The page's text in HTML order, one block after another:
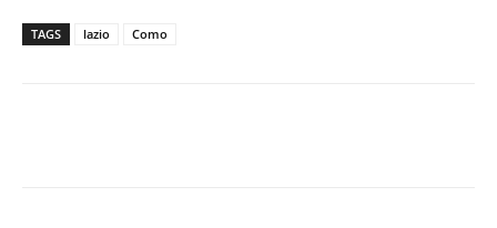
TAGS lazio Como